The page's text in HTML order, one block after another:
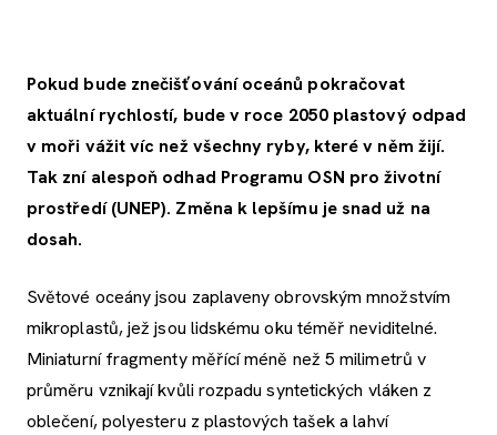
Pokud bude znečišťování oceánů pokračovat
aktuální rychlostí, bude v roce 2050 plastový odpad
v moři vážit víc než všechny ryby, které v něm žijí.
Tak zní alespoň odhad Programu OSN pro životní
prostředí (UNEP). Změna k lepšímu je snad už na
dosah.
Světové oceány jsou zaplaveny obrovským množstvím
mikroplastů, jež jsou lidskému oku téměř neviditelné.
Miniaturní fragmenty měřící méně než 5 milimetrů v
průměru vznikají kvůli rozpadu syntetických vláken z
oblečení, polyesteru z plastových tašek a lahví